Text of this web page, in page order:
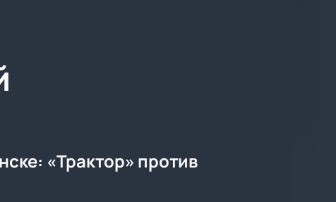
«Трактор» против